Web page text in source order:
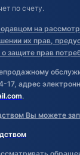
по счету.
на
их прав,
защите прав
17, адрес
.
Вы можете